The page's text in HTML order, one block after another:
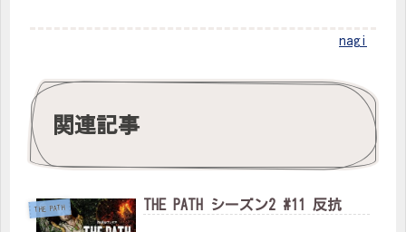
nagi
関連記事
THE PATH THE PATH シーズン2 #11 反抗